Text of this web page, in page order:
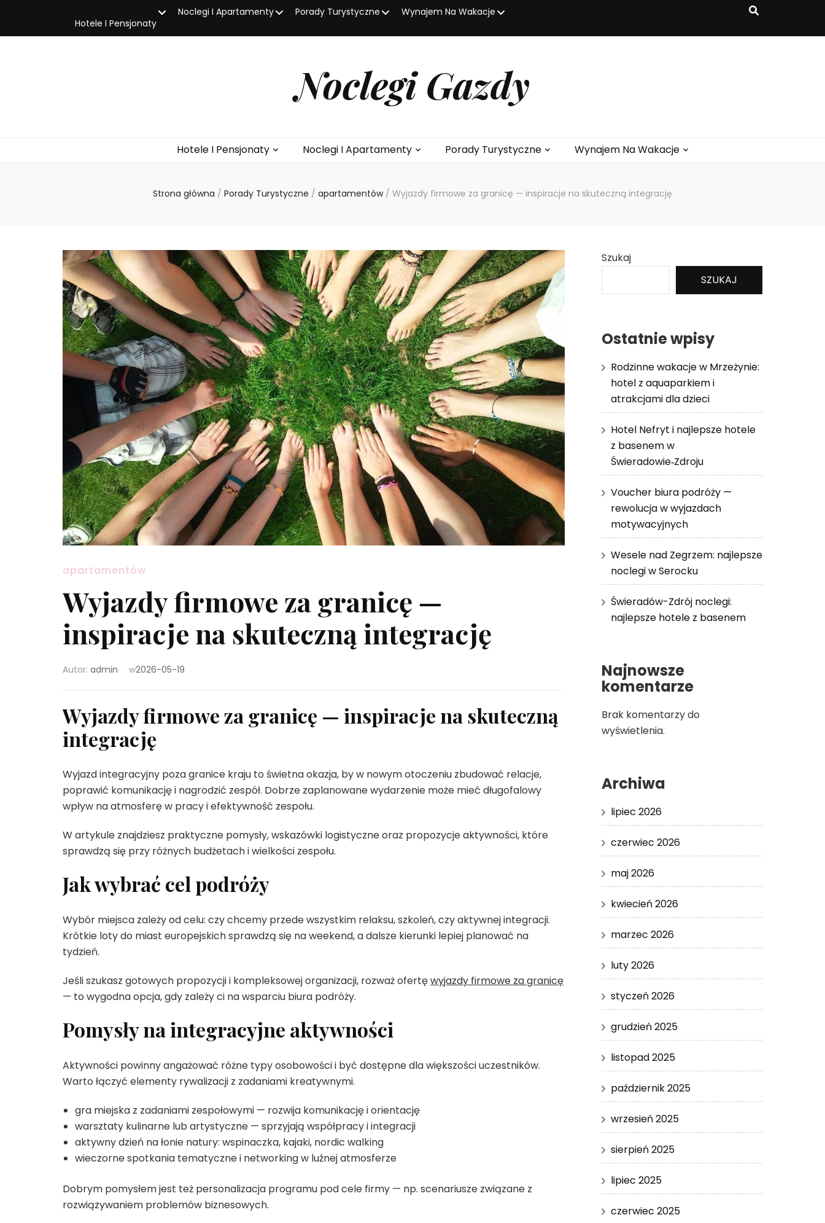
Hotele I Pensjonaty
Noclegi I Apartamenty Porady Turystyczne Wynajem Na Wakacje
Noclegi Gazdy
Hotele I Pensjonaty Noclegi I Apartamenty Porady Turystyczne Wynajem Na Wakacje
Strona główna / Porady Turystyczne / apartamentów / Wyjazdy firmowe za granicę — inspiracje na skuteczną integrację
apartamentów
Wyjazdy firmowe za granicę —
inspiracje na skuteczną integrację
Autor: admin w2026-05-19
Wyjazdy firmowe za granicę — inspiracje na skuteczną
integrację
Wyjazd integracyjny poza granice kraju to świetna okazja, by w nowym otoczeniu zbudować relacje,
poprawić komunikację i nagrodzić zespół. Dobrze zaplanowane wydarzenie może mieć długofalowy
wpływ na atmosferę w pracy i efektywność zespołu.
W artykule znajdziesz praktyczne pomysły, wskazówki logistyczne oraz propozycje aktywności, które
sprawdzą się przy różnych budżetach i wielkości zespołu.
Jak wybrać cel podróży
Wybór miejsca zależy od celu: czy chcemy przede wszystkim relaksu, szkoleń, czy aktywnej integracji.
Krótkie loty do miast europejskich sprawdzą się na weekend, a dalsze kierunki lepiej planować na
tydzień.
Jeśli szukasz gotowych propozycji i kompleksowej organizacji, rozważ ofertęwyjazdy firmowe za granicę
— to wygodna opcja, gdy zależy ci na wsparciu biura podróży.
Pomysły na integracyjne aktywności
Aktywności powinny angażować różne typy osobowości i być dostępne dla większości uczestników.
Warto łączyć elementy rywalizacji z zadaniami kreatywnymi.
gra miejska z zadaniami zespołowymi — rozwija komunikację i orientację
warsztaty kulinarne lub artystyczne — sprzyjają współpracy i integracji
aktywny dzień na łonie natury: wspinaczka, kajaki, nordic walking
wieczorne spotkania tematyczne i networking w luźnej atmosferze
Dobrym pomysłem jest też personalizacja programu pod cele firmy — np. scenariusze związane z
rozwiązywaniem problemów biznesowych.
Szukaj
SZUKAJ
Ostatnie wpisy
Rodzinne wakacje w Mrzeżynie:
hotel z aquaparkiem i
atrakcjami dla dzieci
Hotel Nefryt i najlepsze hotele
z basenem w
Świeradowie‑Zdroju
Voucher biura podróży —
rewolucja w wyjazdach
motywacyjnych
Wesele nad Zegrzem: najlepsze
noclegi w Serocku
Świeradów-Zdrój noclegi:
najlepsze hotele z basenem
Najnowsze
komentarze
Brak komentarzy do
wyświetlenia.
Archiwa
lipiec 2026
czerwiec 2026
maj 2026
kwiecień 2026
marzec 2026
luty 2026
styczeń 2026
grudzień 2025
listopad 2025
październik 2025
wrzesień 2025
sierpień 2025
lipiec 2025
czerwiec 2025